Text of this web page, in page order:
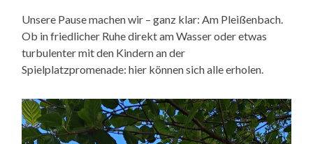
Unsere Pause machen wir – ganz klar: Am Pleißenbach.
Ob in friedlicher Ruhe direkt am Wasser oder etwas
turbulenter mit den Kindern an der
Spielplatzpromenade: hier können sich alle erholen.